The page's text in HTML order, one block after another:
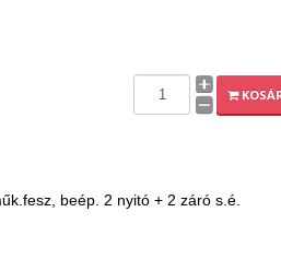
beép. 2 nyitó + 2 záró s.é.